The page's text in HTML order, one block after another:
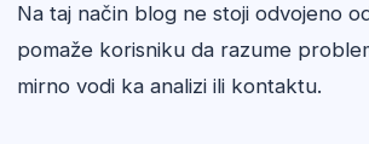
Na taj način blog ne stoji odvojeno
pomaže korisniku da razume
mirno vodi ka analizi ili kontaktu.